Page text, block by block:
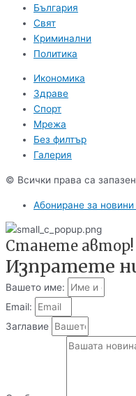
България
Свят
Криминални
Политика
Икономика
Здраве
Спорт
Мрежа
Без филтър
Галерия
© Всички права са
Абониране за новини
Станете автор!
Изпратете
Вашето име:
Email:
Заглавие